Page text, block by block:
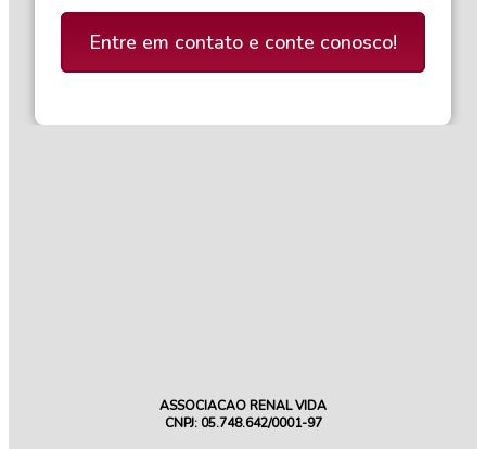
Entre em contato e conte conosco!
ASSOCIACAO RENAL VIDA
CNPJ: 05.748.642/0001-97